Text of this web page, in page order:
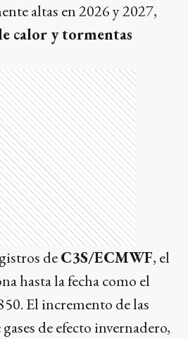
altas en 2026 y 2027,
calor y tormentas
deC3S/ECMWF, el
hasta la fecha como el
El incremento de las
de efecto invernadero,